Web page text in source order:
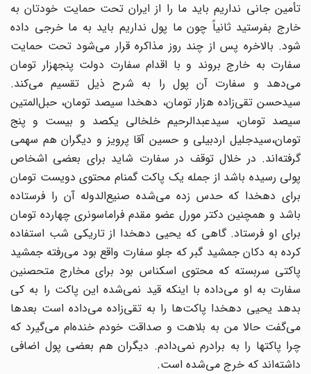
تأمین ‌جانی نداریم باید ما را از ایران تحت حمایت خودتان به
خارج بفرستید ثانیاً چون ما پول نداریم باید به ما ‌خرجی داده
شود. بالاخره پس از چند روز مذاکره قرار می‌شود تحت حمایت
سفارت به خارج بروند و با ‌اقدام سفارت دولت پنجهزار تومان
می‌دهد و سفارت آن پول را به شرح ذیل تقسیم می‌کند.
سیدحسن ‌تقی‌زاده هزار تومان، دهخدا سیصد تومان، حبل‌المتین
سیصد تومان،‌ سیدعبدالرحیم خلخالی یکصد و ‌بیست و پنج
تومان،‌سیدجلیل اردبیلی و حسین آقا پرویز و دیگران هم سهمی
گرفته‌اند.‌ در خلال توقف در سفارت شاید برای بعضی اشخاص
پولی رسیده باشد از جمله یک پاکت گمنام محتوی ‌دویست تومان
برای دهخدا که حدس زده می‌شده صنیع‌الدوله آن را فرستاده
باشد و همچنین دکتر مورل ‌عضو مقدم فراماسونری چهارده تومان
برای او فرستاد. گاهی که یحیی دهخدا از تاریکی شب استفاده
کرده ‌به دکان جمشید گبر که جلو سفارت واقع بود می‌رفته جمشید
پاکتی سربسته که محتوی اسکناس بود برای ‌مخارج متحصنین
سفارت به او می‌داده با اینکه قید نمی‌شده این پاکت را به کی
بدهد یحیی دهخدا ‌پاکت‌ها را به تقی‌زاده می‌داده است بعدها
می‌گفت حالا من به بلاهت و صداقت خودم خنده‌ام می‌گیرد که
‌چرا پاکتها را به برادرم نمی‌دادم. دیگران هم بعضی پول اضافی
داشته‌اند که خرج می‌شده است.‌